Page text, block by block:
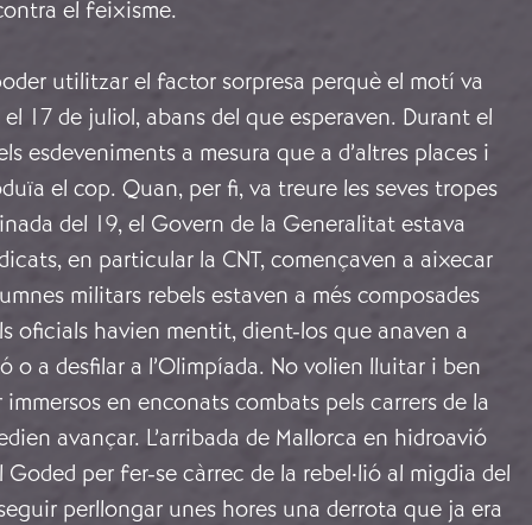
el feixisme.
utilitzar el factor sorpresa perquè el motí va
17 de juliol, abans del que esperaven. Durant el
esdeveniments a mesura que a d’altres places i
el cop. Quan, per fi, va treure les seves tropes
del 19, el Govern de la Generalitat estava
en particular la CNT, començaven a aixecar
militars rebels estaven a més composades
oficials havien mentit, dient-los que anaven a
o a desfilar a l’Olimpíada. No volien lluitar i ben
en enconats combats pels carrers de la
avançar. L’arribada de Mallorca en hidroavió
per fer-se càrrec de la rebel·lió al migdia del
perllongar unes hores una derrota que ja era